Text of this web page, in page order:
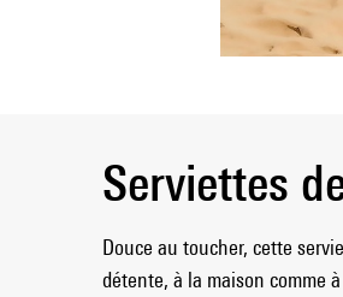
Serviettes
Douce au toucher, cette
détente, à la maison comme